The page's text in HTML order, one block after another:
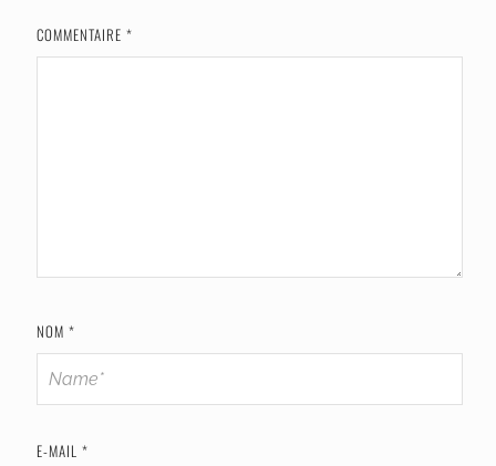
COMMENTAIRE *
NOM *
E-MAIL *